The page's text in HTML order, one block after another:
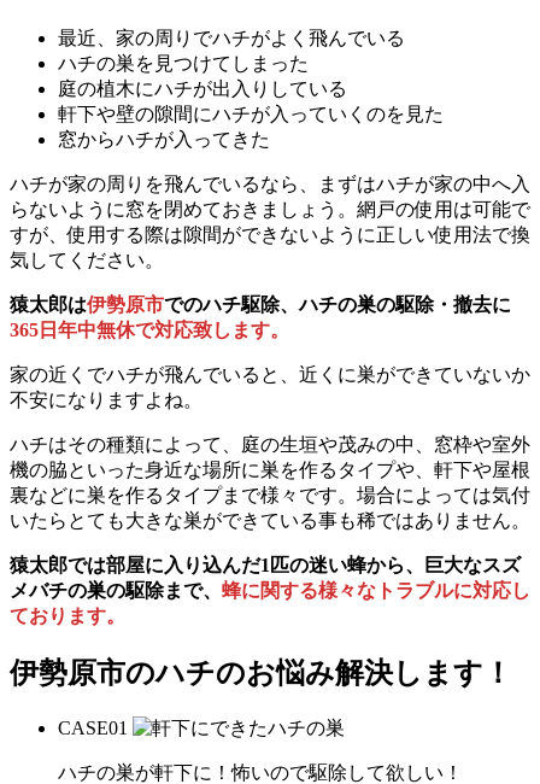
最近、家の周りでハチがよく飛んでいる
ハチの巣を見つけてしまった
庭の植木にハチが出入りしている
軒下や壁の隙間にハチが入っていくのを見た
窓からハチが入ってきた
ハチが家の周りを飛んでいるなら、まずはハチが家の中へ入
らないように窓を閉めておきましょう。網戸の使用は可能で
すが、使用する際は隙間ができないように正しい使用法で換
気してください。
猿太郎は伊勢原市でのハチ駆除、ハチの巣の駆除・撤去に
365日年中無休で対応致します。
家の近くでハチが飛んでいると、近くに巣ができていないか
不安になりますよね。
ハチはその種類によって、庭の生垣や茂みの中、窓枠や室外
機の脇といった身近な場所に巣を作るタイプや、軒下や屋根
裏などに巣を作るタイプまで様々です。場合によっては気付
いたらとても大きな巣ができている事も稀ではありません。
猿太郎では部屋に入り込んだ1匹の迷い蜂から、巨大なスズ
メバチの巣の駆除まで、 蜂に関する様々なトラブルに対応し
ております。
伊勢原市のハチのお悩み解決します！
CASE01
ハチの巣が軒下に！怖いので駆除して欲しい！